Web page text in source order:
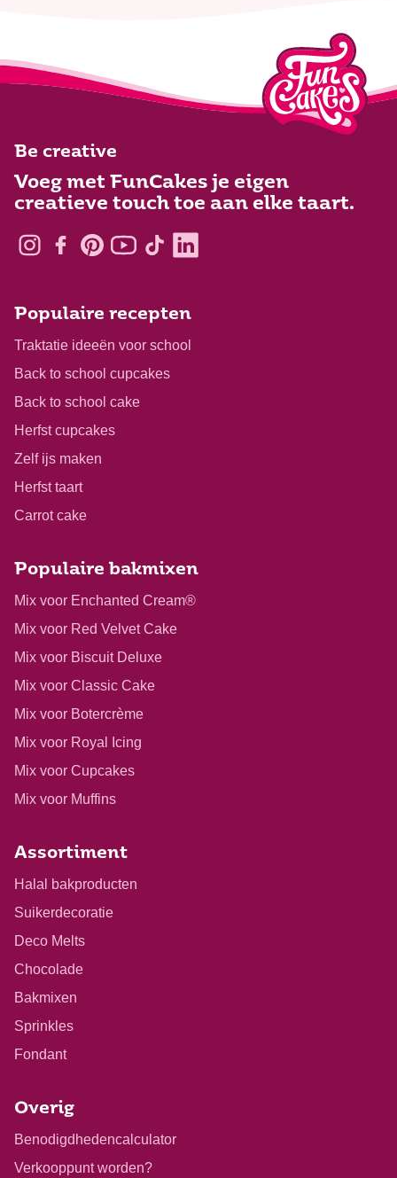
Be creative
Voeg met FunCakes je eigen
creatieve touch toe aan elke taart.
Populaire recepten
Traktatie ideeën voor school
Back to school cupcakes
Back to school cake
Herfst cupcakes
Zelf ijs maken
Herfst taart
Carrot cake
Populaire bakmixen
Mix voor Enchanted Cream®
Mix voor Red Velvet Cake
Mix voor Biscuit Deluxe
Mix voor Classic Cake
Mix voor Botercrème
Mix voor Royal Icing
Mix voor Cupcakes
Mix voor Muffins
Assortiment
Halal bakproducten
Suikerdecoratie
Deco Melts
Chocolade
Bakmixen
Sprinkles
Fondant
Overig
Benodigdhedencalculator
Verkooppunt worden?